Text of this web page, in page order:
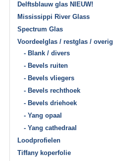
Delftsblauw glas NIEUW!
Mississippi River Glass
Spectrum Glas
Voordeelglas / restglas / overig
- Blank / divers
- Bevels ruiten
- Bevels vliegers
- Bevels rechthoek
- Bevels driehoek
- Yang opaal
- Yang cathedraal
Loodprofielen
Tiffany koperfolie